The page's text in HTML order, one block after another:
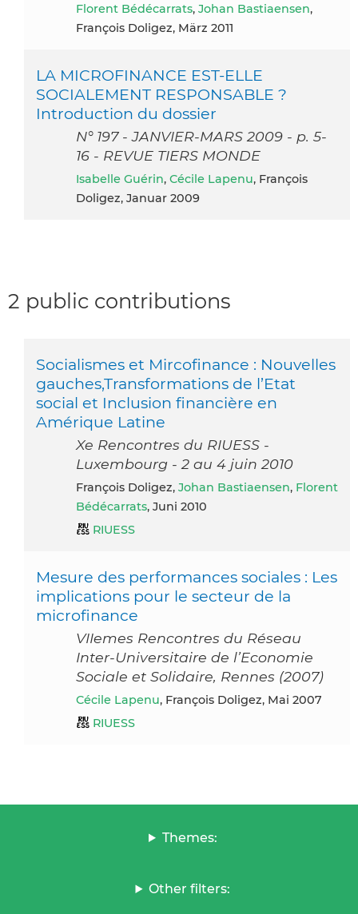
Florent Bédécarrats, Johan Bastiaensen,
François Doligez, März 2011
LA MICROFINANCE EST-ELLE
SOCIALEMENT RESPONSABLE ?
Introduction du dossier
N° 197 - JANVIER-MARS 2009 - p. 5-
16 - REVUE TIERS MONDE
Isabelle Guérin, Cécile Lapenu, François
Doligez, Januar 2009
2 public contributions
Socialismes et Mircofinance : Nouvelles
gauches,Transformations de l’Etat
social et Inclusion financière en
Amérique Latine
Xe Rencontres du RIUESS -
Luxembourg - 2 au 4 juin 2010
François Doligez, Johan Bastiaensen, Florent
Bédécarrats, Juni 2010
RIUESS
Mesure des performances sociales : Les
implications pour le secteur de la
microfinance
VIIemes Rencontres du Réseau
Inter-Universitaire de l’Economie
Sociale et Solidaire, Rennes (2007)
Cécile Lapenu, François Doligez, Mai 2007
RIUESS
Themes:
Other filters: